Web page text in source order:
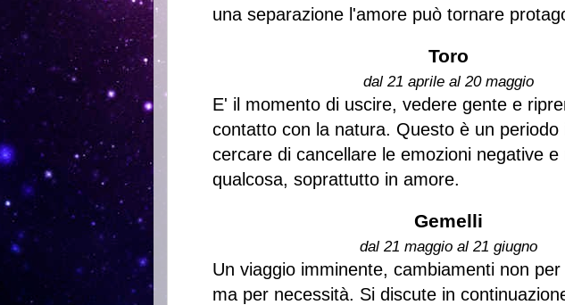
una separazione l'amore può tornare
Toro
dal 21 aprile al 20 maggio
E' il momento di uscire, vedere gente e
contatto con la natura. Questo è un
cercare di cancellare le emozioni negative e
qualcosa, soprattutto in amore.
Gemelli
dal 21 maggio al 21 giugno
Un viaggio imminente, cambiamenti non
ma per necessità. Si discute in